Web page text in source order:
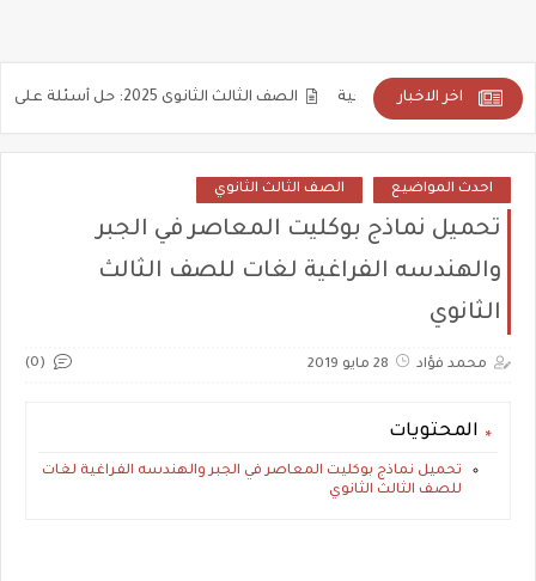
اخر الاخبار الصف الثالث الثانوى 2025: حل أسئلة على توصيل المقاومات (جزء 4 من 4 )
احدث المواضيع الصف الثالث الثانوي
تحميل نماذج بوكليت المعاصر في الجبر
والهندسه الفراغية لغات للصف الثالث
الثانوي
محمد فؤاد 28 مايو 2019 (0)
المحتويات
تحميل نماذج بوكليت المعاصر في الجبر والهندسه الفراغية لغات
للصف الثالث الثانوي